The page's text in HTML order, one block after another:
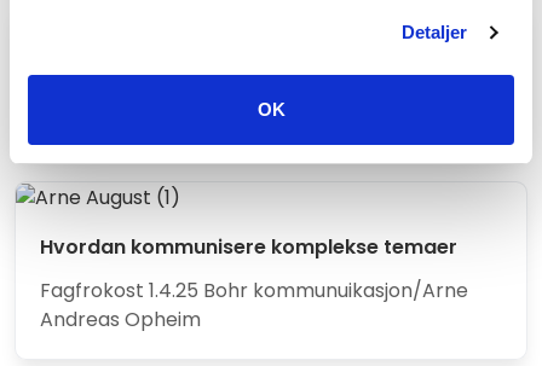
Detaljer
OK
Boligkjøpsmodeller
Fagfrokost 1.10.24 NBBL/Line Bjerkek
Hvordan kommunisere komplekse temaer
Fagfrokost 1.4.25 Bohr kommunuikasjon/Arne
Andreas Opheim